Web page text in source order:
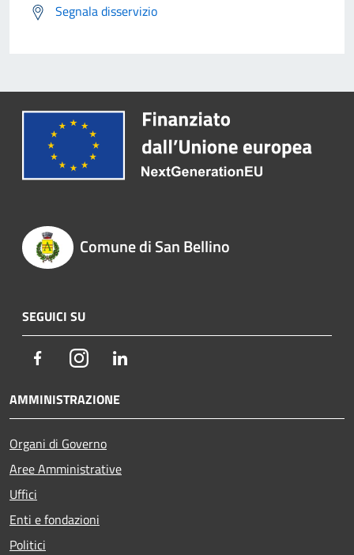
Segnala disservizio
Comune di San Bellino
SEGUICI SU
FacebookInstagram
AMMINISTRAZIONE
Organi di Governo
Aree Amministrative
Uffici
Enti e fondazioni
Politici